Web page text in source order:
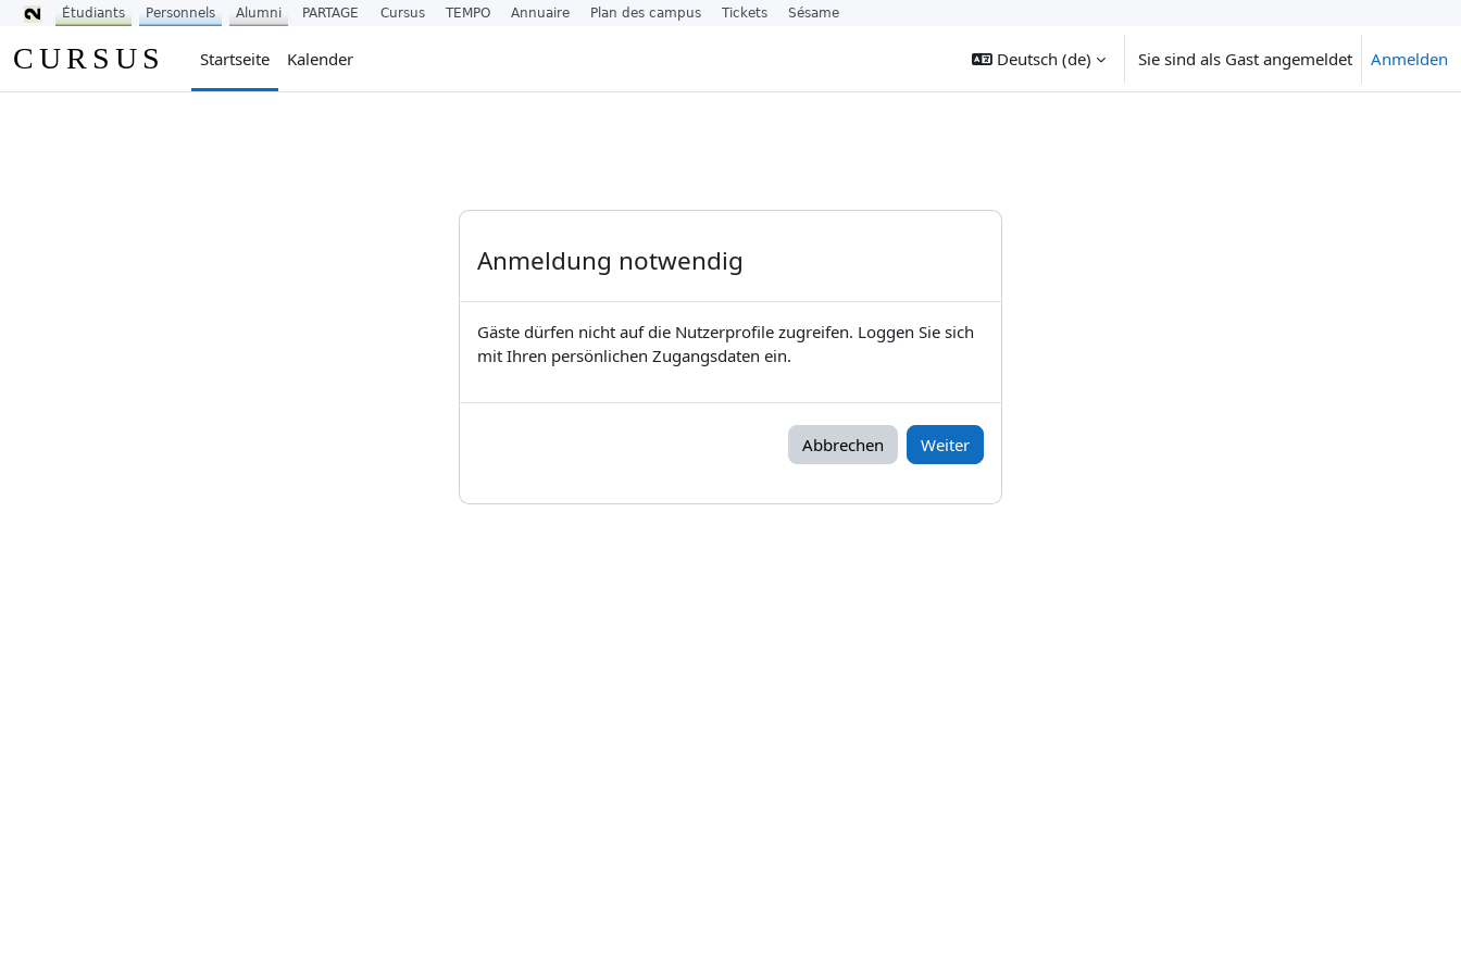
CURSUS Startseite Kalender Deutsch ‎(de)‎ Sie sind als Gast angemeldet Anmelden
Anmeldung notwendig
Gäste dürfen nicht auf die Nutzerprofile zugreifen. Loggen Sie sich
mit Ihren persönlichen Zugangsdaten ein.
Abbrechen Weiter
Étudiants Personnels Alumni PARTAGE Cursus TEMPO Annuaire Plan des campus Tickets Sésame